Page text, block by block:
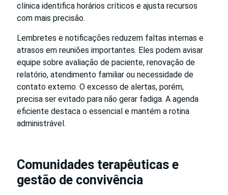
clínica identifica horários críticos e ajusta recursos
com mais precisão.
Lembretes e notificações reduzem faltas internas e
atrasos em reuniões importantes. Eles podem avisar
equipe sobre avaliação de paciente, renovação de
relatório, atendimento familiar ou necessidade de
contato externo. O excesso de alertas, porém,
precisa ser evitado para não gerar fadiga. A agenda
eficiente destaca o essencial e mantém a rotina
administrável.
Comunidades terapêuticas e
gestão de convivência